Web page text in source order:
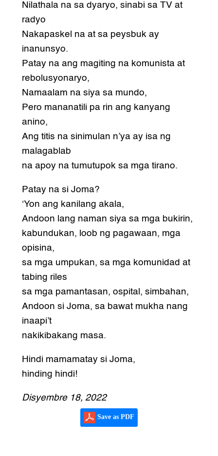
Nilathala na sa dyaryo, sinabi sa TV at
radyo
Nakapaskel na at sa peysbuk ay
inanunsyo.
Patay na ang magiting na komunista at
rebolusyonaryo,
Namaalam na siya sa mundo,
Pero mananatili pa rin ang kanyang
anino,
Ang titis na sinimulan n’ya ay isa ng
malagablab
na apoy na tumutupok sa mga tirano.
Patay na si Joma?
‘Yon ang kanilang akala,
Andoon lang naman siya sa mga bukirin,
kabundukan, loob ng pagawaan, mga
opisina,
sa mga umpukan, sa mga komunidad at
tabing riles
sa mga pamantasan, ospital, simbahan,
Andoon si Joma, sa bawat mukha nang
inaapi’t
nakikibakang masa.
Hindi mamamatay si Joma,
hinding hindi!
Disyembre 18, 2022
Save as PDF